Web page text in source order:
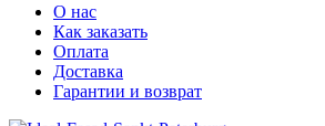
О нас
Как заказать
Оплата
Доставка
Гарантии и возврат